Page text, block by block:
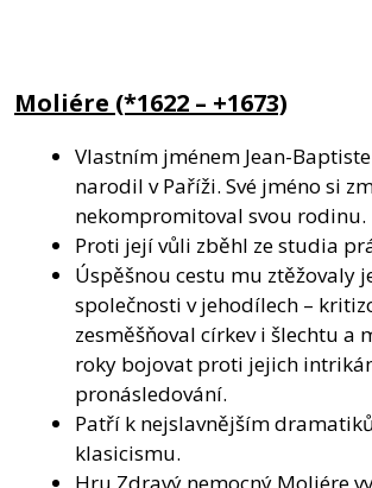
Moliére (*1622 – +1673)
Vlastním jménem Jean-
narodil v Paříži. Své jméno si
nekompromitoval svou rodinu.
Proti její vůli zběhl ze studia
Úspěšnou cestu mu ztěžovaly
společnosti v jehodílech –
zesměšňoval církev i šlechtu a
roky bojovat proti jejich
pronásledování.
Patří k nejslavnějším
klasicismu.